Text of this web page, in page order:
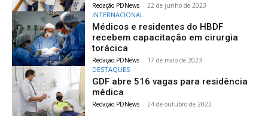
Redação PDNews - 22 de junho de 2023
INTERNACIONAL
Médicos e residentes do HBDF
recebem capacitação em cirurgia
torácica
Redação PDNews - 17 de maio de 2023
DESTAQUES
GDF abre 516 vagas para residência
médica
Redação PDNews - 24 de outubro de 2022